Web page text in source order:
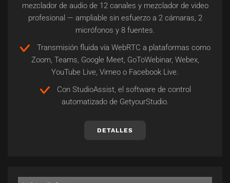
mezclador de audio de 12 canales y mezclador de video
profesional — ampliable sin esfuerzo a 2 cámaras, 2
micrófonos y 8 fuentes.
Transmisión fluida vía WebRTC a plataformas como
Zoom, Teams, Google Meet, GoToWebinar, Webex,
YouTube Live, Vimeo o Facebook Live.
Con StudioAssist, el software de control
automatizado de GetyourStudio.
DETALLES